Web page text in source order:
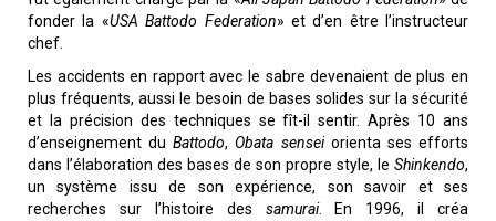
fonder la «USA Battodo Federation» et d’en être l’instructeur
chef.
Les accidents en rapport avec le sabre devenaient de plus en
plus fréquents, aussi le besoin de bases solides sur la sécurité
et la précision des techniques se fît-il sentir. Après 10 ans
d’enseignement duBattodo,Obata senseiorienta ses efforts
dans l’élaboration des bases de son propre style, le Shinkendo,
un système issu de son expérience, son savoir et ses
recherches sur l’histoire des samurai. En 1996, il créa